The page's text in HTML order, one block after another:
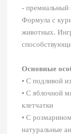
- премиальный
Формула с
животных.
Основные
• С подливой
• С яблочной
клетчатки
• С
натуральные